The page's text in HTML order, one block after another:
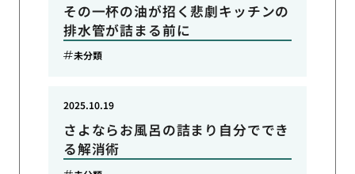
その一杯の油が招く悲劇キッチンの
排水管が詰まる前に
未分類
さよならお風呂の詰まり自分ででき
る解消術
2025.10.19